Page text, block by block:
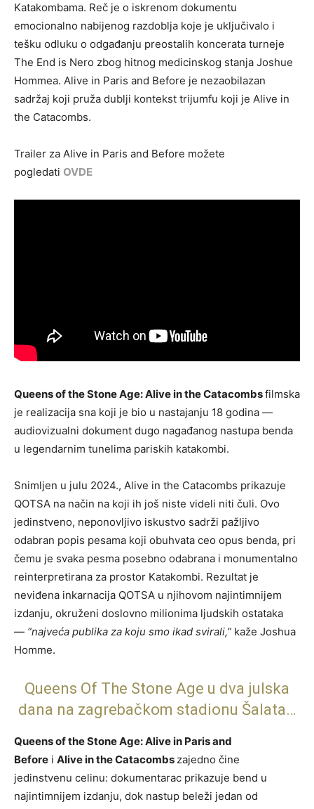
Katakombama. Reč je o iskrenom dokumentu
emocionalno nabijenog razdoblja koje je uključivalo i
tešku odluku o odgađanju preostalih koncerata turneje
The End is Nero zbog hitnog medicinskog stanja Joshue
Hommea. Alive in Paris and Before je nezaobilazan
sadržaj koji pruža dublji kontekst trijumfu koji je Alive in
the Catacombs.
Trailer za Alive in Paris and Before možete
pogledati OVDE
Queens of the Stone Age: Alive in the Catacombsfilmska
je realizacija sna koji je bio u nastajanju 18 godina —
audiovizualni dokument dugo nagađanog nastupa benda
u legendarnim tunelima pariskih katakombi.
Snimljen u julu 2024., Alive in the Catacombs prikazuje
QOTSA na način na koji ih još niste videli niti čuli. Ovo
jedinstveno, neponovljivo iskustvo sadrži pažljivo
odabran popis pesama koji obuhvata ceo opus benda, pri
čemu je svaka pesma posebno odabrana i monumentalno
reinterpretirana za prostor Katakombi. Rezultat je
neviđena inkarnacija QOTSA u njihovom najintimnijem
izdanju, okruženi doslovno milionima ljudskih ostataka
— “najveća publika za koju smo ikad svirali,” kaže Joshua
Homme.
Queens Of The Stone Age u dva julska
dana na zagrebačkom stadionu Šalata…
Queens of the Stone Age: Alive in Paris and
Before i Alive in the Catacombs zajedno čine
jedinstvenu celinu: dokumentarac prikazuje bend u
najintimnijem izdanju, dok nastup beleži jedan od